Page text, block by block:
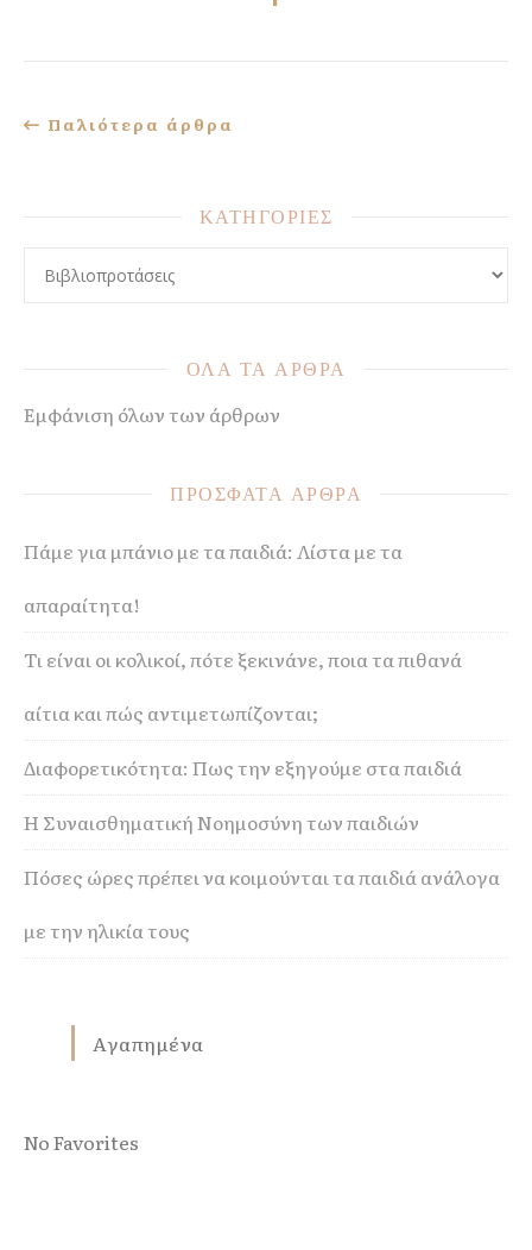
Παλιότερα άρθρα
ΚΑΤΗΓΟΡΙΕΣ
ΚΑΤΗΓΟΡΙΕΣ
ΟΛΑ ΤΑ ΑΡΘΡΑ
Εμφάνιση όλων των άρθρων
ΠΡΟΣΦΑΤΑ ΑΡΘΡΑ
Πάμε για μπάνιο με τα παιδιά: Λίστα με τα
απαραίτητα!
Τι είναι οι κολικοί, πότε ξεκινάνε, ποια τα πιθανά
αίτια και πώς αντιμετωπίζονται;
Διαφορετικότητα: Πως την εξηγούμε στα παιδιά
Η Συναισθηματική Νοημοσύνη των παιδιών
Πόσες ώρες πρέπει να κοιμούνται τα παιδιά ανάλογα
με την ηλικία τους
Αγαπημένα
No Favorites